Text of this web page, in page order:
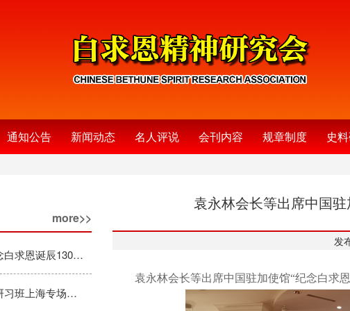
通知公告 新闻动态 名人评说 会刊内容 规章制度 史
more>>
日月不灭，精神永恒—纪念白求恩诞辰130周年
中国互联网医院建设线上研习班上海专场正式开播
袁永林会长等出席中国
发
袁永林会长等出席中国驻加使馆“纪念白求